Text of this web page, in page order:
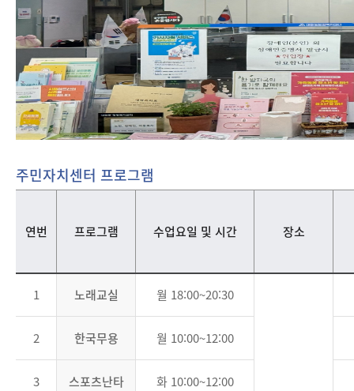
주민자치센터 프로그램
연번 프로그램 수업요일 및 시간 장소
1 노래교실 월 18:00~20:30
2 한국무용 월 10:00~12:00
3 스포츠난타 화 10:00~12:00